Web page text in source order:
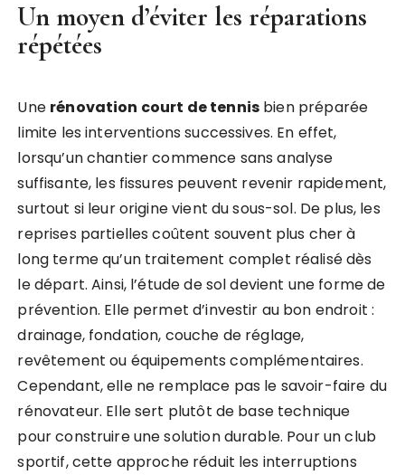
Un moyen d’éviter les réparations
répétées
Une rénovation court de tennis bien préparée
limite les interventions successives. En effet,
lorsqu’un chantier commence sans analyse
suffisante, les fissures peuvent revenir rapidement,
surtout si leur origine vient du sous-sol. De plus, les
reprises partielles coûtent souvent plus cher à
long terme qu’un traitement complet réalisé dès
le départ. Ainsi, l’étude de sol devient une forme de
prévention. Elle permet d’investir au bon endroit :
drainage, fondation, couche de réglage,
revêtement ou équipements complémentaires.
Cependant, elle ne remplace pas le savoir-faire du
rénovateur. Elle sert plutôt de base technique
pour construire une solution durable. Pour un club
sportif, cette approche réduit les interruptions